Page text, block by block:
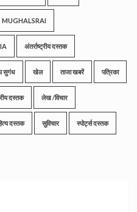
MUGHALSRAI
अंतर्राष्ट्रीय दस्तक
सुगंध खेल ताजा खबरें पत्रिका
दस्तक लेख /विचार
दस्तक सुविचार स्पोर्ट्स दस्तक